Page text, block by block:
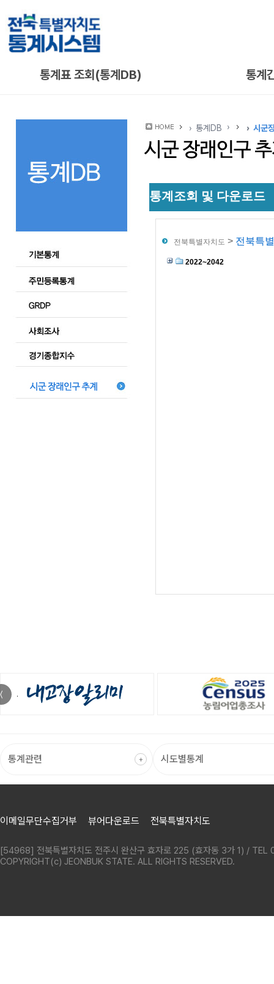
통계표 조회(통계DB) 통계
통계DB 시군
〈
이메일무단수집거부 뷰어다운로드 전북특별자치도
[54968] 전북특별자치도 전주시 완산구 효자로 225 (효자동 3가 1) /
COPYRIGHT(c) JEONBUK STATE. ALL RIGHTS RESERVED.